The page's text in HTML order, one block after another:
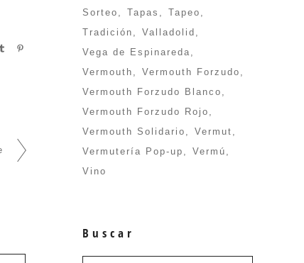
Sorteo
Tapas
Tapeo
Tradición
Valladolid
Vega de Espinareda
Vermouth
Vermouth Forzudo
Vermouth Forzudo Blanco
Vermouth Forzudo Rojo
Vermouth Solidario
Vermut
Vermutería Pop-up
Vermú
Vino
Buscar